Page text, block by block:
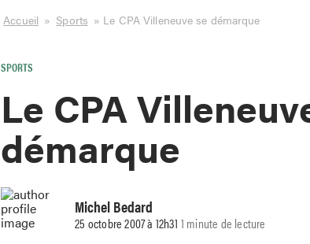
Accueil » Sports » Le CPA Villeneuve se démarque
SPORTS
Le CPA
démarque
Michel Bedard
25 octobre 2007 à 12h31 1 minute de lecture